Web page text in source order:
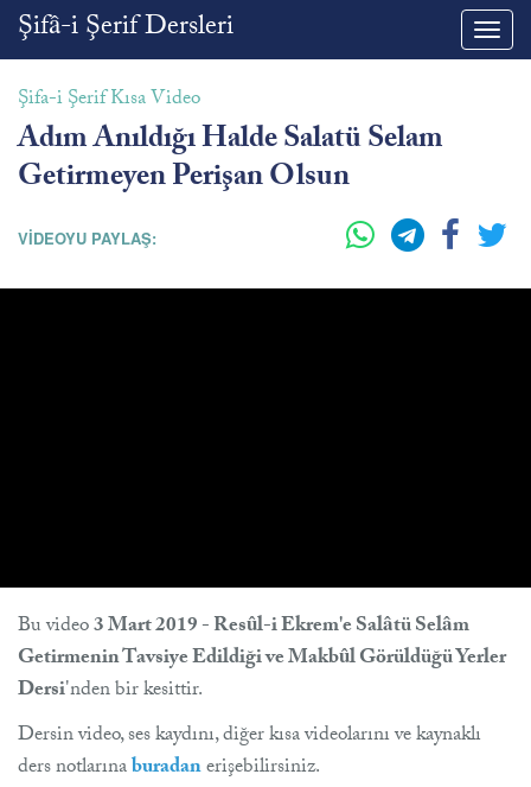
Şifâ-i Şerif Dersleri
Şifa-i Şerif Kısa Video
Adım Anıldığı Halde Salatü Selam
Getirmeyen Perişan Olsun
VİDEOYU PAYLAŞ:
Bu video3 Mart 2019 - Resûl-i Ekrem'e Salâtü Selâm
Getirmenin Tavsiye Edildiği ve Makbûl Görüldüğü Yerler
Dersi'nden bir kesittir.
Dersin video, ses kaydını, diğer kısa videolarını ve kaynaklı
ders notlarınaburadanerişebilirsiniz.